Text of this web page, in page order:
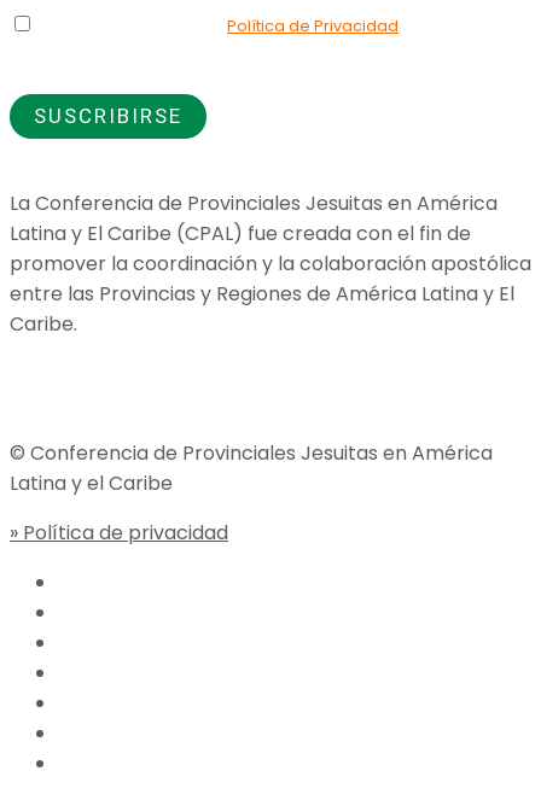
Política de Privacidad
La Conferencia de Provinciales Jesuitas en América
Latina y El Caribe (CPAL) fue creada con el fin de
promover la coordinación y la colaboración apostólica
entre las Provincias y Regiones de América Latina y El
Caribe.
© Conferencia de Provinciales Jesuitas en América
Latina y el Caribe
» Política de privacidad